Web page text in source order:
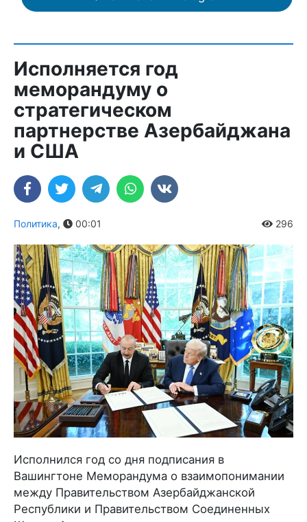
Исполняется год
меморандуму о
стратегическом
партнерстве Азербайджана
и США
Политика, 00:01 296
Исполнился год со дня подписания в
Вашингтоне Меморандума о взаимопонимании
между Правительством Азербайджанской
Республики и Правительством Соединенных